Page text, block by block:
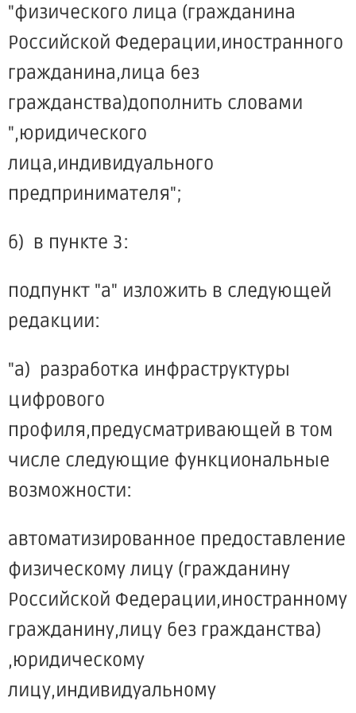
"физического лица (гражданина
Российской Федерации,иностранного
гражданина,лица без
гражданства)дополнить словами
",юридического
лица,индивидуального
предпринимателя";
б) в пункте 3:
подпункт "а" изложить в следующей
редакции:
"а) разработка инфраструктуры
цифрового
профиля,предусматривающей в том
числе следующие функциональные
возможности:
автоматизированное предоставление
физическому лицу (гражданину
Российской Федерации,иностранному
гражданину,лицу без гражданства)
,юридическому
лицу,индивидуальному